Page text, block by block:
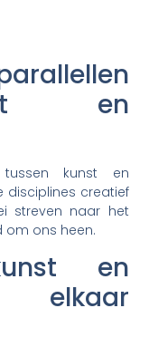
en
tussen kunst en
disciplines creatief
streven naar het
om ons heen.
en
elkaar